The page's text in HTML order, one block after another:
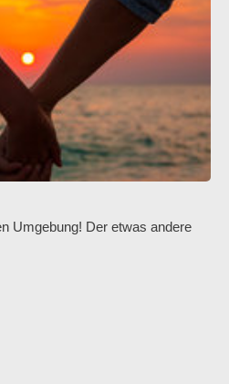
Umgebung! Der etwas andere